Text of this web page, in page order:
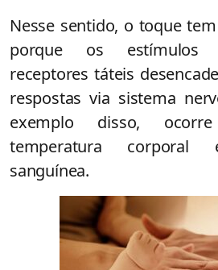
Nesse sentido, o toque
porque os estímulos
receptores táteis
respostas via sistema
exemplo disso,
temperatura
sanguínea.